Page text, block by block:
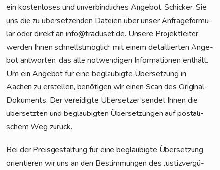
ein kos­ten­lo­ses und unver­bind­li­ches Ange­bot. Schi­cken Sie
uns die zu über­set­zen­den Datei­en über unser Anfra­ge­for­mu­
lar oder direkt an info@traduset.de. Unse­re Pro­jekt­lei­ter
wer­den Ihnen schnellst­mög­lich mit einem detail­lier­ten Ange­
bot ant­wor­ten, das alle not­wen­di­gen Infor­ma­tio­nen ent­hält.
Um ein Ange­bot für eine beglau­big­te Über­set­zung in
Aachen zu erstel­len, benö­ti­gen wir einen Scan des Ori­gi­nal-
Doku­ments. Der ver­ei­dig­te Über­set­zer sen­det Ihnen die
über­setz­ten und beglau­big­ten Über­set­zun­gen auf pos­ta­li­
schem Weg zurück.
Bei der Preis­ge­stal­tung für eine beglau­big­te Über­set­zung
ori­en­tie­ren wir uns an den Bestim­mun­gen des Jus­tiz­ver­gü­